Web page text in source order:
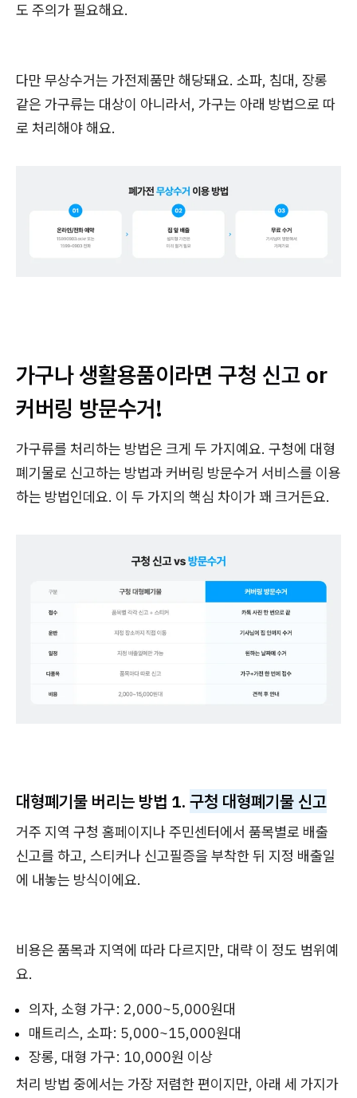
도 주의가 필요해요.
다만 무상수거는 가전제품만 해당돼요. 소파, 침대, 장롱
같은 가구류는 대상이 아니라서, 가구는 아래 방법으로 따
로 처리해야 해요.
가구나 생활용품이라면 구청 신고 or
커버링 방문수거!
가구류를 처리하는 방법은 크게 두 가지예요. 구청에 대형
폐기물로 신고하는 방법과 커버링 방문수거 서비스를 이용
하는 방법인데요. 이 두 가지의 핵심 차이가 꽤 크거든요.
대형폐기물 버리는 방법 1. 구청 대형폐기물 신고
거주 지역 구청 홈페이지나 주민센터에서 품목별로 배출
신고를 하고, 스티커나 신고필증을 부착한 뒤 지정 배출일
에 내놓는 방식이에요.
비용은 품목과 지역에 따라 다르지만, 대략 이 정도 범위예
요.
의자, 소형 가구: 2,000~5,000원대
매트리스, 소파: 5,000~15,000원대
장롱, 대형 가구: 10,000원 이상
처리 방법 중에서는 가장 저렴한 편이지만, 아래 세 가지가